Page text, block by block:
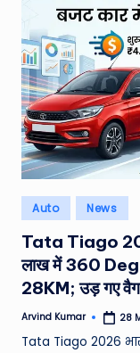
M
o
vi
e
N
e
w
s
A
ro
u
Posted
in
Auto News
Tata Tiago
लाख में 360
28KM; उड़ गए
Posted
Arvind Kumar 28
Tata Tiago 2026